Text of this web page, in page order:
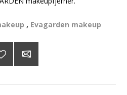
, Evagarden makeup